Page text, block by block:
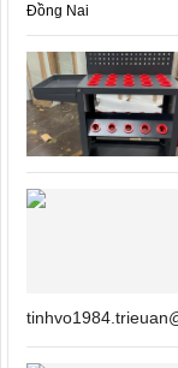
Đồng Nai